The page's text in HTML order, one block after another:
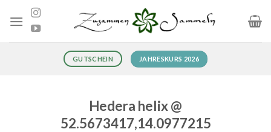
Inhalt
GUTSCHEIN JAHRESKURS 2026
Hedera helix @
52.5673417,14.0977215